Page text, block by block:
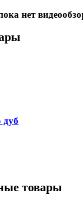
нет
дуб
товары